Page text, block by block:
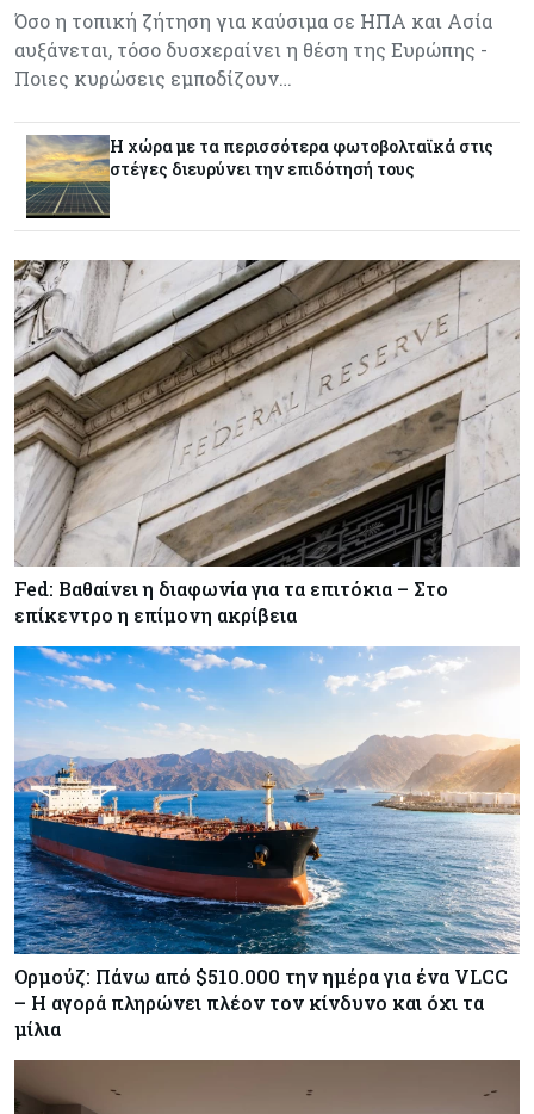
πλούσιων κατοίκων και επενδυτών
Κύπρος
Παγκόσμιος συναγερμός για τις τιμές των
τροφίμων
Κύπρος 07-08-2026
Οι τιμές καθορίζουν την επιλογή παρόχου
κινητής στην Κύπρο
Κύπρος 07-08-2026
34.787 νέες εγγραφές οχημάτων στο επτάμηνο
- Άνοδος 11,5% σε σχέση με πέρσι
Κόσμος 07-08-2026
ΕΚΤ: Αιφνιδιάστηκε από την πώληση ευρώ από
τις ΗΠΑ
Κύπρος
Χορηγία €10.000 για υποτροφίες σε φοιτητές του
ΤΕΠΑΚ
Όσο η τοπική ζήτηση για καύσιμα σε ΗΠΑ και Ασία
αυξάνεται, τόσο δυσχεραίνει η θέση της Ευρώπης -
Ποιες κυρώσεις εμποδίζουν…
Η χώρα με τα περισσότερα φωτοβολταϊκά στις
στέγες διευρύνει την επιδότησή τους
Fed: Βαθαίνει η διαφωνία για τα επιτόκια – Στο
επίκεντρο η επίμονη ακρίβεια
Ορμούζ: Πάνω από $510.000 την ημέρα για ένα VLCC
– Η αγορά πληρώνει πλέον τον κίνδυνο και όχι τα
μίλια